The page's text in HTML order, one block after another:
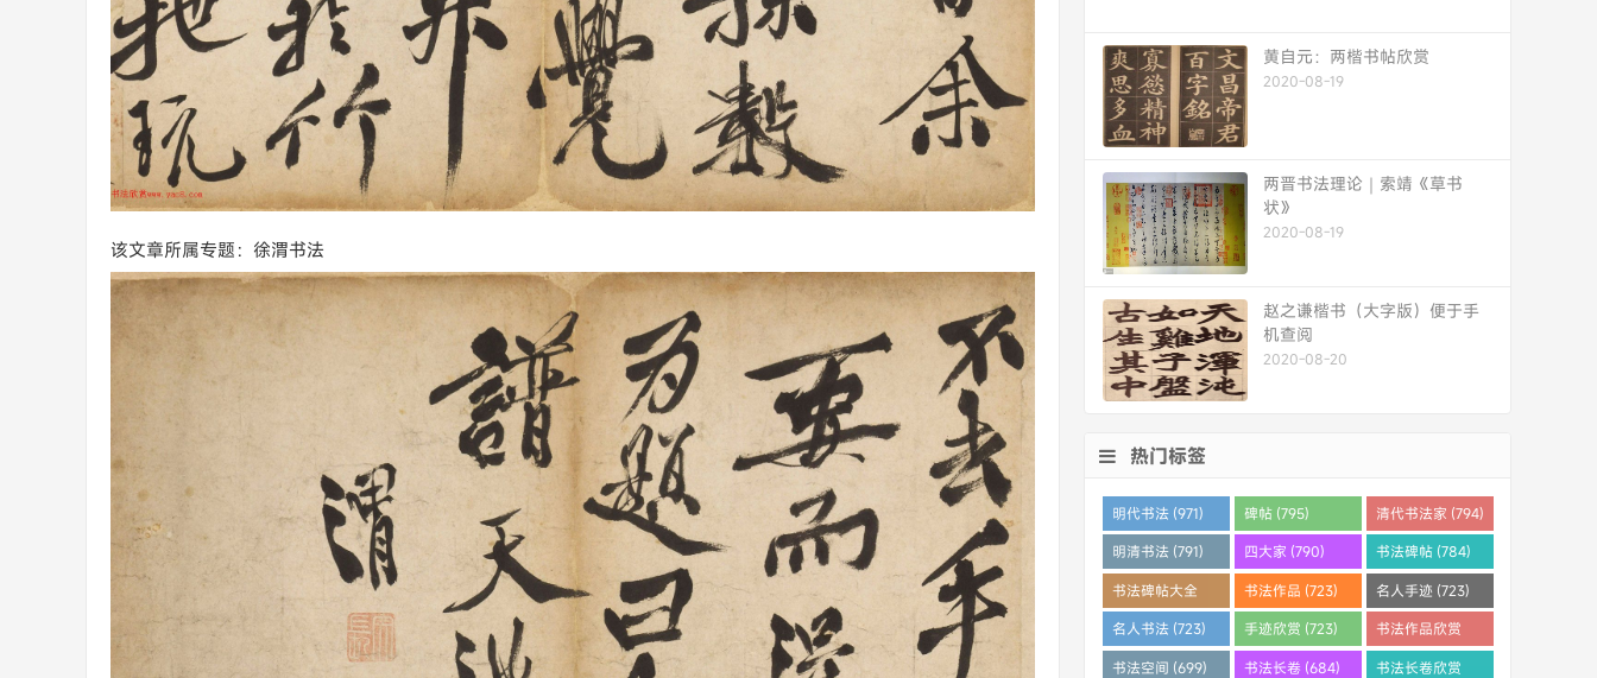
该文章所属专题：徐渭书法
黄自元：两楷书帖欣赏
2020-08-19
两晋书法理论｜索靖《草书
状》
2020-08-19
赵之谦楷书（大字版）便于手
机查阅
2020-08-20
热门标签
明代书法 (971) 碑帖 (795) 清代书法家 (794)
明清书法 (791) 四大家 (790) 书法碑帖 (784)
书法碑帖大全
(784)
书法作品 (723) 名人手迹 (723)
名人书法 (723) 手迹欣赏 (723)
书法作品欣赏
(710)
书法空间 (699) 书法长卷 (684)
书法长卷欣赏